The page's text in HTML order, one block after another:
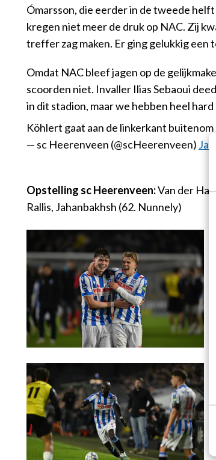
Ómarsson, die eerder in de tweede
kregen niet meer de druk op NAC. Zij
treffer zag maken. Er ging gelukkig
Omdat NAC bleef jagen op de
scoorden niet. Invaller Ilias Sebaoui
in dit stadion, maar we hebben heel
Köhlert gaat aan de linkerkant
— sc Heerenveen (@scHeerenveen)
Opstelling sc Heerenveen:Van der
Rallis, Jahanbakhsh (62. Nunnely)